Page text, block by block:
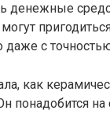
даже с
как
понадобится на